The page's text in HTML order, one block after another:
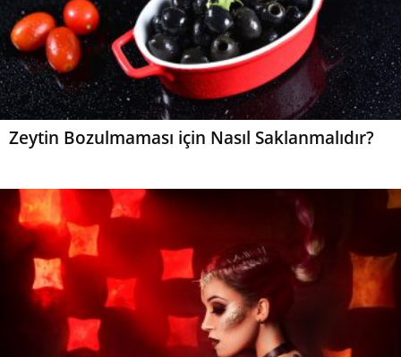
Zeytin Bozulmaması için Nasıl Saklanmalıdır?